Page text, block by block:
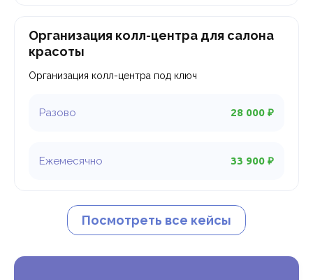
33 900 ₽
28 000 ₽
Организация колл-центра для салона
красоты
Организация колл-центра под ключ
Посмотреть все кейсы